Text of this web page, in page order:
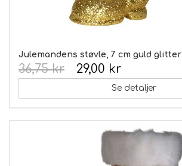
Julemandens støvle, 7 cm guld glitter
29,00 kr
36,75 kr
Se detaljer